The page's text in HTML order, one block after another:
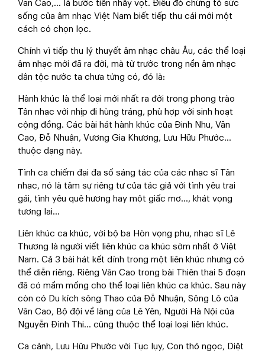
Văn Cao,… là bước tiến nhẩy vọt. Điều đó chứng tỏ sức
sống của âm nhạc Việt Nam biết tiếp thu cái mới một
cách có chọn lọc.
Chính vì tiếp thu lý thuyết âm nhạc châu Âu, các thể loại
âm nhạc mới đã ra đời, mà từ trước trong nền âm nhạc
dân tộc nước ta chưa từng có, đó là:
Hành khúc là thể loại mới nhất ra đời trong phong trào
Tân nhạc với nhịp đi hùng tráng, phù hợp với sinh hoạt
cộng đồng. Các bài hát hành khúc của Đinh Nhu, Văn
Cao, Đỗ Nhuận, Vương Gia Khương, Lưu Hữu Phước...
thuộc dạng này.
Tình ca chiếm đại đa số sáng tác của các nhạc sĩ Tân
nhạc, nó là tâm sự riêng tư của tác giả với tình yêu trai
gái, tình yêu quê hương hay một giấc mơ..., khát vọng
tương lai...
Liên khúc ca khúc, với bộ ba Hòn vọng phu, nhạc sĩ Lê
Thương là người viết liên khúc ca khúc sớm nhất ở Việt
Nam. Cả 3 bài hát kết dính trong một liên khúc nhưng có
thể diễn riêng. Riêng Văn Cao trong bài Thiên thai 5 đoạn
đã có mầm mống cho thể loại liên khúc ca khúc. Sau này
còn có Du kích sông Thao của Đỗ Nhuận, Sông Lô của
Văn Cao, Bộ đội về làng của Lê Yên, Người Hà Nội của
Nguyễn Đình Thi... cũng thuộc thể loại loại liên khúc.
Ca cảnh, Lưu Hữu Phước với Tục lụy, Con thỏ ngọc, Diệt